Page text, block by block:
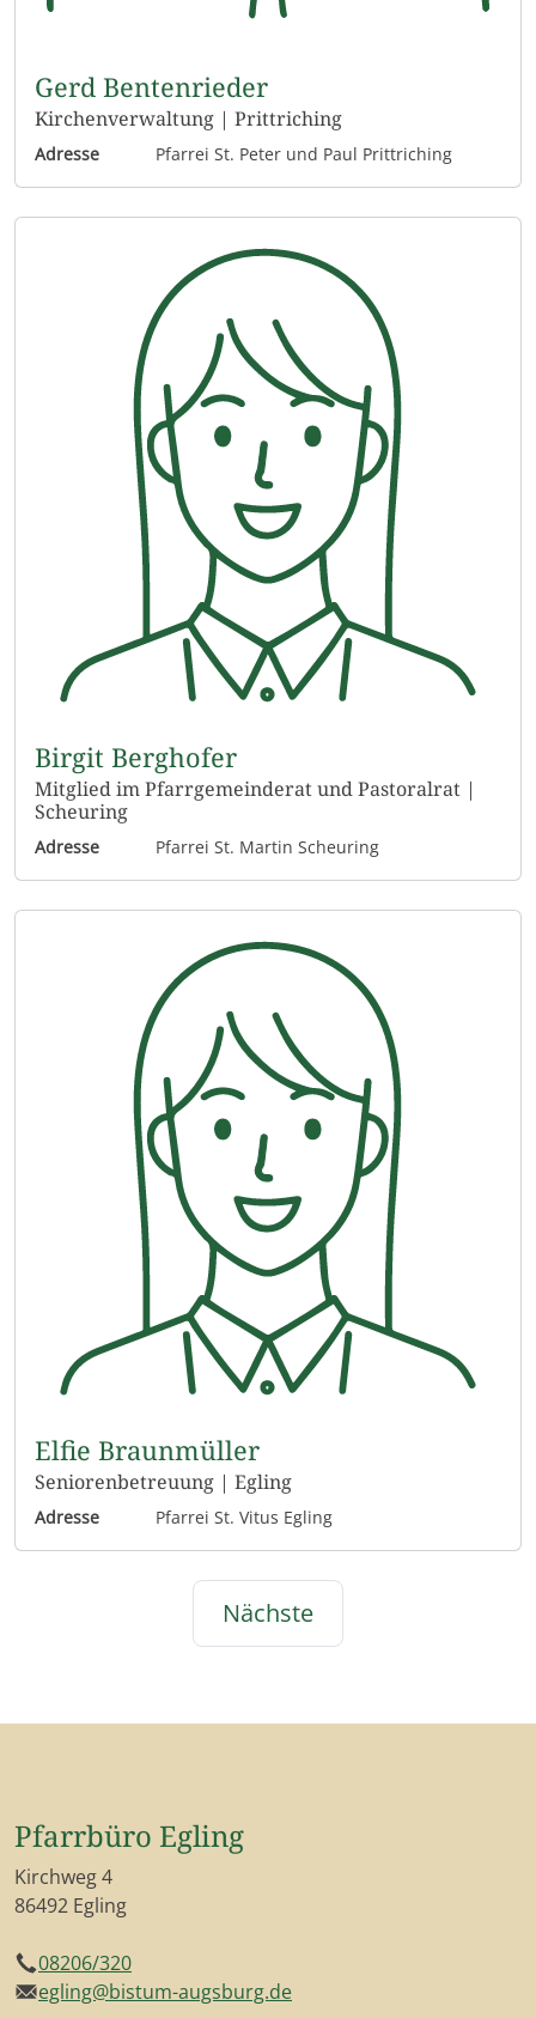
Gerd Bentenrieder
Kirchenverwaltung | Prittriching
Adresse Pfarrei St. Peter und Paul Prittriching
Birgit Berghofer
Mitglied im Pfarrgemeinderat und Pastoralrat |
Scheuring
Adresse Pfarrei St. Martin Scheuring
Elfie Braunmüller
Seniorenbetreuung | Egling
Adresse Pfarrei St. Vitus Egling
Nächste
Pfarrbüro Egling
Kirchweg 4
86492 Egling
Telefon
08206/320
E-Mailegling@bistum-augsburg.de